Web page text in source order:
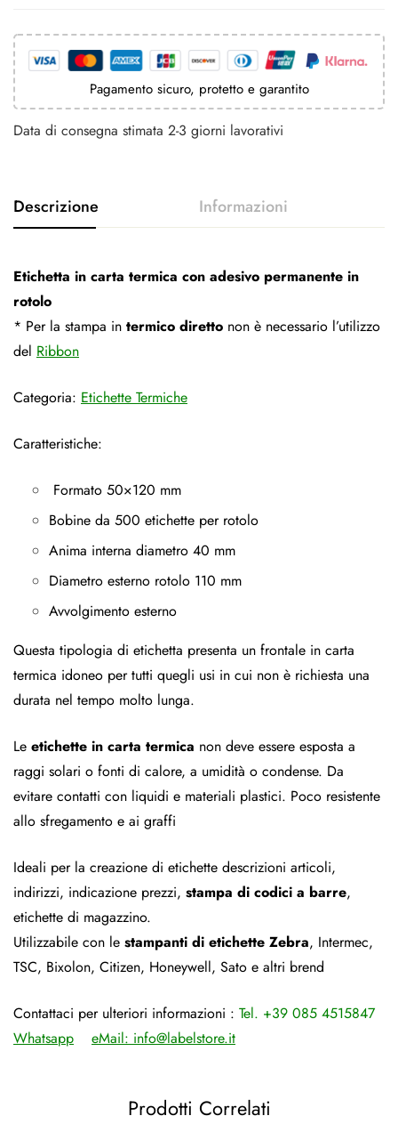
Pagamento sicuro, protetto e garantito
Data di consegna stimata 2-3 giorni lavorativi
Etichetta in carta termica con adesivo permanente in
rotolo
* Per la stampa in termico diretto non è necessario l’utilizzo
del Ribbon
Categoria: Etichette Termiche
Caratteristiche:
Formato 50×120 mm
Bobine da 500 etichette per rotolo
Anima interna diametro 40 mm
Diametro esterno rotolo 110 mm
Avvolgimento esterno
Questa tipologia di etichetta presenta un frontale in carta
termica idoneo per tutti quegli usi in cui non è richiesta una
durata nel tempo molto lunga.
Le etichette in carta termica non deve essere esposta a
raggi solari o fonti di calore, a umidità o condense. Da
evitare contatti con liquidi e materiali plastici. Poco resistente
allo sfregamento e ai graffi
Ideali per la creazione di etichette descrizioni articoli,
indirizzi, indicazione prezzi, stampa di codici a barre,
etichette di magazzino.
Utilizzabile con le stampanti di etichette Zebra, Intermec,
TSC, Bixolon, Citizen, Honeywell, Sato e altri brend
Contattaci per ulteriori informazioni : Tel. +39 085 4515847
Whatsapp
eMail: info@labelstore.it
Prodotti Correlati